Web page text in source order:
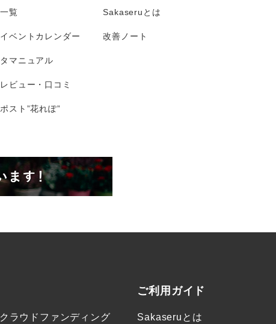
覧
ベントカレンダー
マニュアル
ビュー・口コミ
スト”花れぽ”
Sakaseruとは
改善ノート
ラウドファンディング
ご利用ガイド
Sakaseruとは